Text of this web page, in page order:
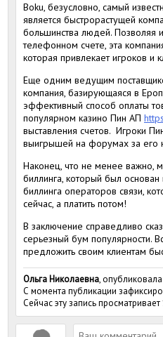
Boku, безусловно, самый
является быстрорастущей
большинства людей. Позволяя
телефонном счете, эта
которая привлекает игроков и
Еще одним ведущим
компания, базирующаяся в
эффективный способ оплаты
популярном казино Пин АП
выставления счетов. Игроки
выигрышей на форумах за его
Наконец, что не менее важно,
биллинга, который был
биллинга операторов связи,
сейчас, а платить потом!
В заключение справедливо
серьезный бум популярности.
предложить своим клиентам
Ольга Николаевна,
С момента публикации
Сейчас эту запись